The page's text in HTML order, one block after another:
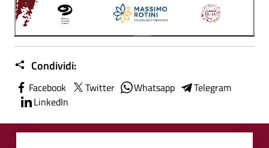
Condividi:
Facebook Twitter Whatsapp
Telegram
LinkedIn